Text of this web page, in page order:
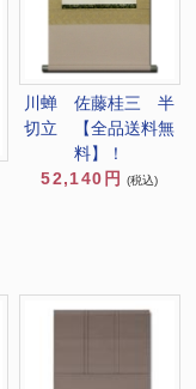
川蝉 佐藤桂三 半
切立 【全品送料無
料】！
52,140円
(税込)